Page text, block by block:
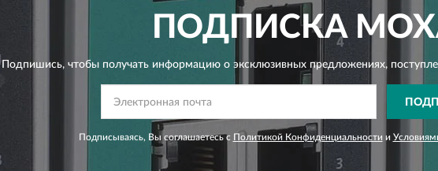
ПОДПИСКА
Подпишись, чтобы получать информацию о эксклюзивных предложениях,
Подписываясь, Вы соглашаетесь с Политикой Конфиденциальности и